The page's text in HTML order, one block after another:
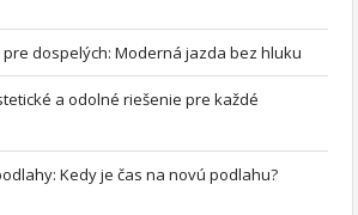
dospelých: Moderná jazda bez hluku
a odolné riešenie pre každé
Kedy je čas na novú podlahu?